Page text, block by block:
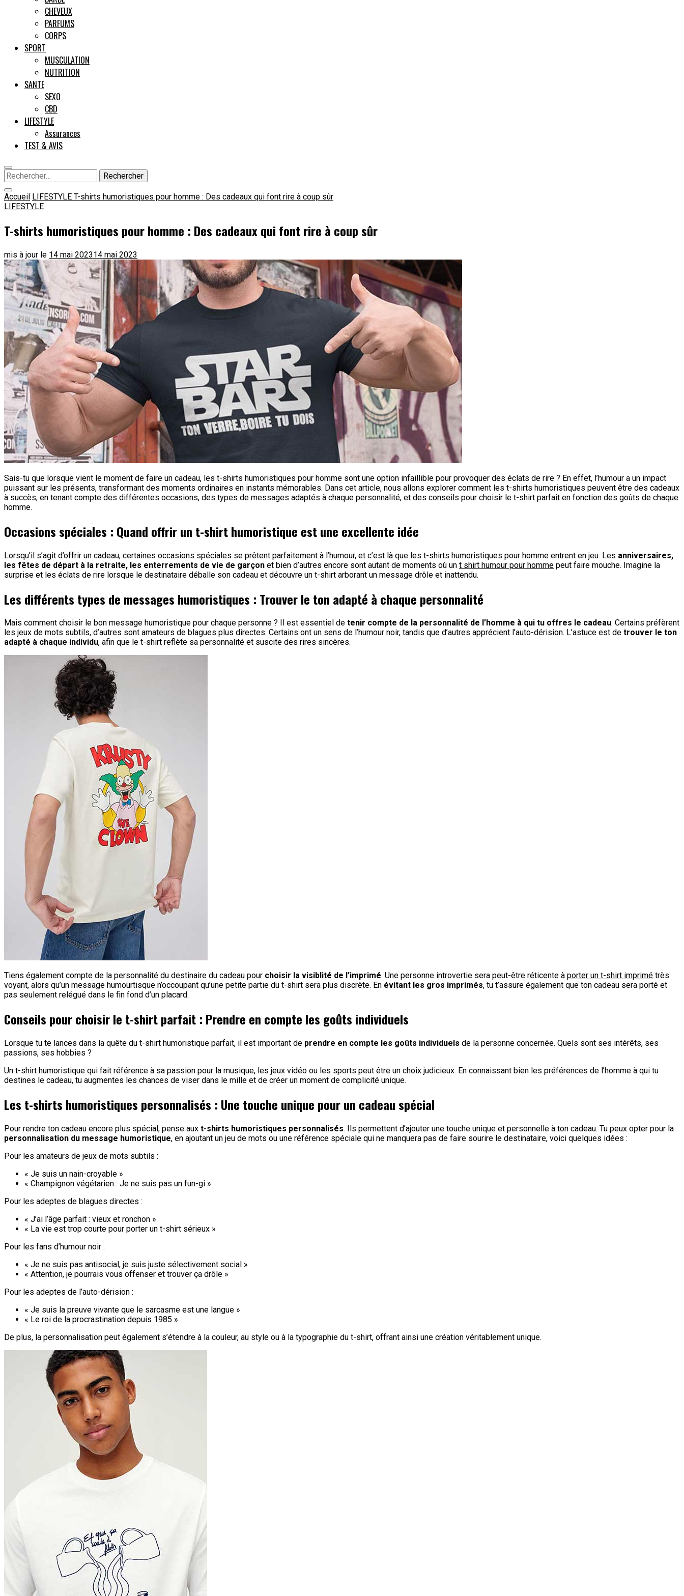
CHEVEUX
PARFUMS
CORPS
SPORT
MUSCULATION
NUTRITION
SANTE
SEXO
CBD
LIFESTYLE
Assurances
TEST & AVIS
Rechercher :
Accueil LIFESTYLE T-shirts humoristiques pour homme : Des cadeaux qui font rire à coup sûr
LIFESTYLE
T-shirts humoristiques pour homme : Des cadeaux qui font rire à coup sûr
mis à jour le 14 mai 202314 mai 2023
Sais-tu que lorsque vient le moment de faire un cadeau, les t-shirts humoristiques pour homme sont une option infaillible pour provoquer des éclats de rire ? En effet, l’humour a un impact
puissant sur les présents, transformant des moments ordinaires en instants mémorables. Dans cet article, nous allons explorer comment les t-shirts humoristiques peuvent être des cadeaux
à succès, en tenant compte des différentes occasions, des types de messages adaptés à chaque personnalité, et des conseils pour choisir le t-shirt parfait en fonction des goûts de chaque
homme.
Occasions spéciales : Quand offrir un t-shirt humoristique est une excellente idée
Lorsqu’il s’agit d’offrir un cadeau, certaines occasions spéciales se prêtent parfaitement à l’humour, et c’est là que les t-shirts humoristiques pour homme entrent en jeu. Les anniversaires,
les fêtes de départ à la retraite, les enterrements de vie de garçon et bien d’autres encore sont autant de moments où un t shirt humour pour homme peut faire mouche. Imagine la
surprise et les éclats de rire lorsque le destinataire déballe son cadeau et découvre un t-shirt arborant un message drôle et inattendu.
Les différents types de messages humoristiques : Trouver le ton adapté à chaque personnalité
Mais comment choisir le bon message humoristique pour chaque personne ? Il est essentiel de tenir compte de la personnalité de l’homme à qui tu offres le cadeau. Certains préfèrent
les jeux de mots subtils, d’autres sont amateurs de blagues plus directes. Certains ont un sens de l’humour noir, tandis que d’autres apprécient l’auto-dérision. L’astuce est de trouver le ton
adapté à chaque individu, afin que le t-shirt reflète sa personnalité et suscite des rires sincères.
Tiens également compte de la personnalité du destinaire du cadeau pour choisir la visiblité de l’imprimé. Une personne introvertie sera peut-être réticente à porter un t-shirt imprimé très
voyant, alors qu’un message humourtisque n’occoupant qu’une petite partie du t-shirt sera plus discrète. En évitant les gros imprimés, tu t’assure également que ton cadeau sera porté et
pas seulement relégué dans le fin fond d’un placard.
Conseils pour choisir le t-shirt parfait : Prendre en compte les goûts individuels
Lorsque tu te lances dans la quête du t-shirt humoristique parfait, il est important de prendre en compte les goûts individuels de la personne concernée. Quels sont ses intérêts, ses
passions, ses hobbies ?
Un t-shirt humoristique qui fait référence à sa passion pour la musique, les jeux vidéo ou les sports peut être un choix judicieux. En connaissant bien les préférences de l’homme à qui tu
destines le cadeau, tu augmentes les chances de viser dans le mille et de créer un moment de complicité unique.
Les t-shirts humoristiques personnalisés : Une touche unique pour un cadeau spécial
Pour rendre ton cadeau encore plus spécial, pense aux t-shirts humoristiques personnalisés. Ils permettent d’ajouter une touche unique et personnelle à ton cadeau. Tu peux opter pour la
personnalisation du message humoristique, en ajoutant un jeu de mots ou une référence spéciale qui ne manquera pas de faire sourire le destinataire, voici quelques idées :
Pour les amateurs de jeux de mots subtils :
« Je suis un nain-croyable »
« Champignon végétarien : Je ne suis pas un fun-gi »
Pour les adeptes de blagues directes :
« J’ai l’âge parfait : vieux et ronchon »
« La vie est trop courte pour porter un t-shirt sérieux »
Pour les fans d’humour noir :
« Je ne suis pas antisocial, je suis juste sélectivement social »
« Attention, je pourrais vous offenser et trouver ça drôle »
Pour les adeptes de l’auto-dérision :
« Je suis la preuve vivante que le sarcasme est une langue »
« Le roi de la procrastination depuis 1985 »
De plus, la personnalisation peut également s’étendre à la couleur, au style ou à la typographie du t-shirt, offrant ainsi une création véritablement unique.